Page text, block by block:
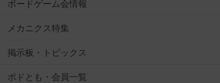
ボードゲーム会情報
メカニクス特集
掲示板・トピックス
ボドとも・会員一覧